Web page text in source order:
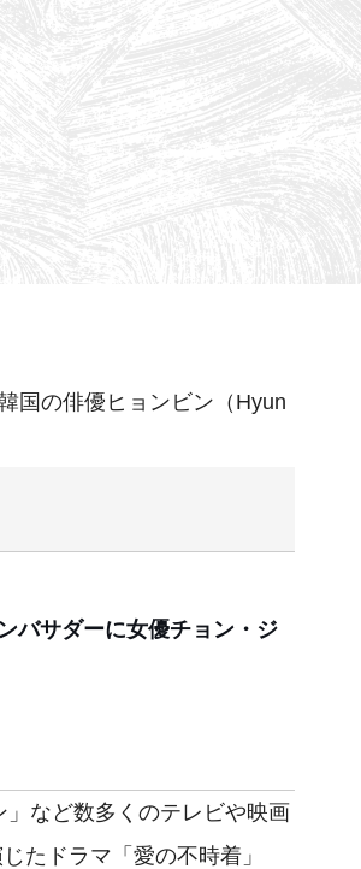
国の俳優ヒョンビン（Hyun
バサダーに女優チョン・ジ
など数多くのテレビや映画
たドラマ「愛の不時着」